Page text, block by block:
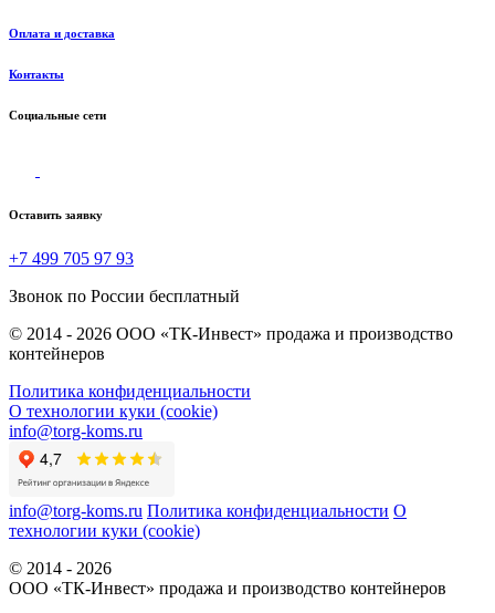
Оплата и доставка
Контакты
Социальные сети
Оставить заявку
+7 499 705 97 93
Звонок по России бесплатный
© 2014 - 2026 ООО «ТК-Инвест» продажа и производство
контейнеров
Политика конфиденциальности
О технологии куки (cookie)
info@torg-koms.ru
info@torg-koms.ru Политика конфиденциальности О
технологии куки (cookie)
© 2014 - 2026
ООО «ТК-Инвест» продажа и производство контейнеров